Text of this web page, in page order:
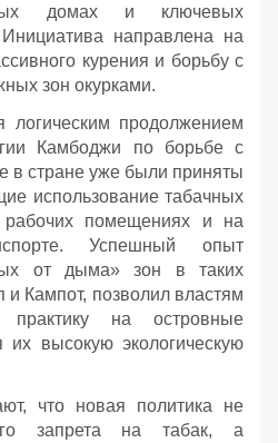
домах и ключевых
Инициатива направлена на
курения и борьбу с
зон окурками.
продолжением
Камбоджи по борьбе с
в стране уже были приняты
использование табачных
помещениях и на
Успешный опыт
от дыма» зон в таких
и Кампот, позволил властям
практику на островные
их высокую экологическую
что новая политика не
запрета на табак, а